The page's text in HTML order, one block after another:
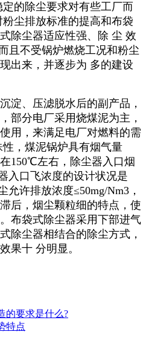
的除尘要求对有些工厂而
尘排放标准的提高和布袋
除尘器适应性强、除 尘 效
且不受锅炉燃烧工况和粉尘
出来，并逐步为 多的建设
淀、压滤脱水后的副产品，
部分电厂采用烧煤泥为主，
用，来满足电厂对燃料的需
，煤泥锅炉具有烟气量
150℃左右，除尘器入口烟
入口飞浓度的设计状况是
允许排放浓度≤50mg/Nm3，
后，烟尘颗粒细的特点，使
布袋式除尘器采用下部进气
除尘器相结合的除尘方式，
果十 分明显。
的要求是什么?
特点